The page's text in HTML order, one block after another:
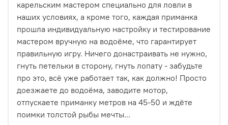
карельским мастером специально для ловли в
наших условиях, а кроме того, каждая приманка
прошла индивидуальную настройку и тестирование
мастером вручную на водоёме, что гарантирует
правильную игру. Ничего донастраивать не нужно,
гнуть петельки в сторону, гнуть лопату - забудьте
про это, всё уже работает так, как должно! Просто
доезжаете до водоёма, заводите мотор,
отпускаете приманку метров на 45-50 и ждёте
поимки толстой рыбы мечты...